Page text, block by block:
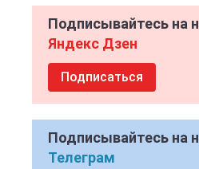
Подписывайтесь на
Яндекс Дзен
Подписаться
Подписывайтесь на
Телеграм